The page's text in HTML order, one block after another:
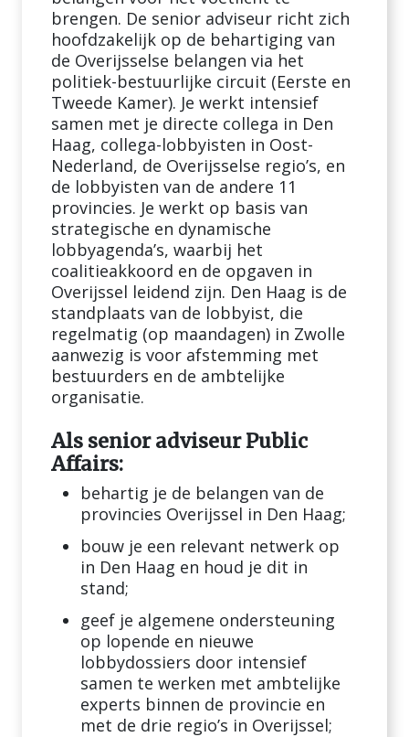
brengen. De senior adviseur richt zich
hoofdzakelijk op de behartiging van
de Overijsselse belangen via het
politiek-bestuurlijke circuit (Eerste en
Tweede Kamer). Je werkt intensief
samen met je directe collega in Den
Haag, collega-lobbyisten in Oost-
Nederland, de Overijsselse regio’s, en
de lobbyisten van de andere 11
provincies. Je werkt op basis van
strategische en dynamische
lobbyagenda’s, waarbij het
coalitieakkoord en de opgaven in
Overijssel leidend zijn. Den Haag is de
standplaats van de lobbyist, die
regelmatig (op maandagen) in Zwolle
aanwezig is voor afstemming met
bestuurders en de ambtelijke
organisatie.
Als senior adviseur Public
Affairs:
behartig je de belangen van de
provincies Overijssel in Den Haag;
bouw je een relevant netwerk op
in Den Haag en houd je dit in
stand;
geef je algemene ondersteuning
op lopende en nieuwe
lobbydossiers door intensief
samen te werken met ambtelijke
experts binnen de provincie en
met de drie regio’s in Overijssel;